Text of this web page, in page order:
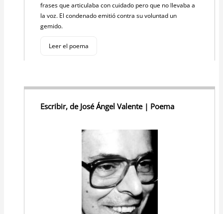
frases que articulaba con cuidado pero que no llevaba a
la voz. El condenado emitió contra su voluntad un
gemido.
Leer el poema
Escribir, de José Ángel Valente | Poema